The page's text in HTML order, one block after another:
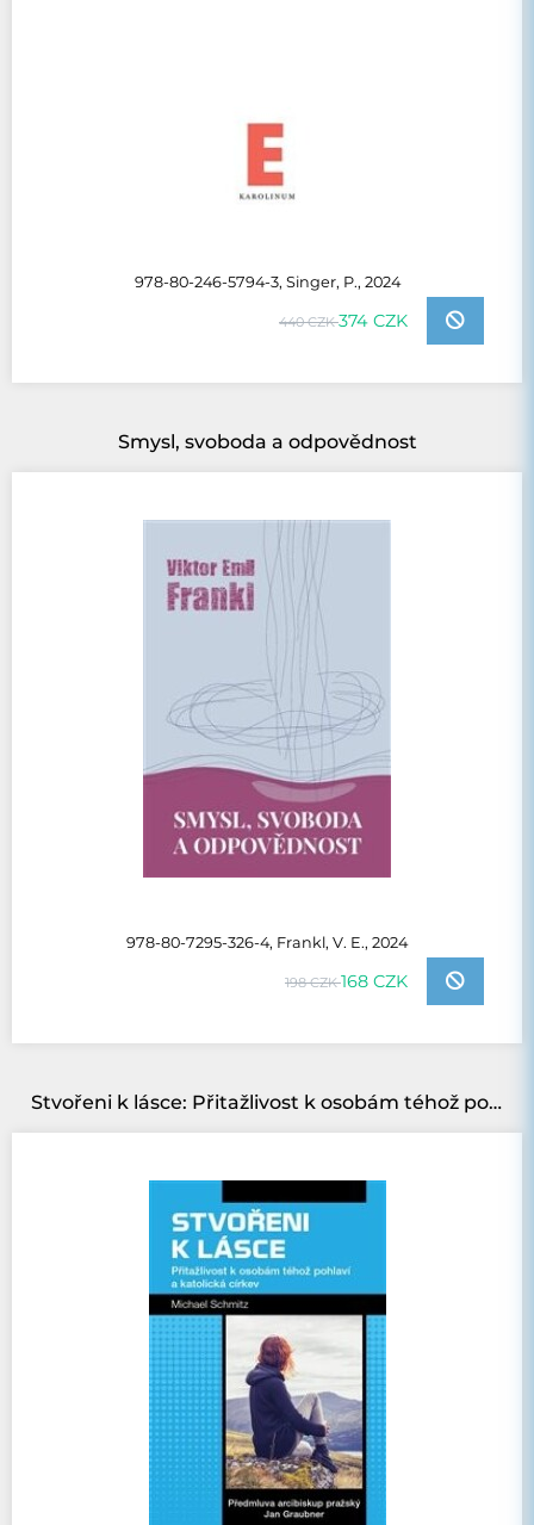
978-80-246-5794-3, Singer, P., 2024
440 CZK374 CZK
Smysl, svoboda a odpovědnost
978-80-7295-326-4, Frankl, V. E., 2024
198 CZK168 CZK
Stvořeni k lásce: Přitažlivost k osobám téhož pohlaví a katolická církev